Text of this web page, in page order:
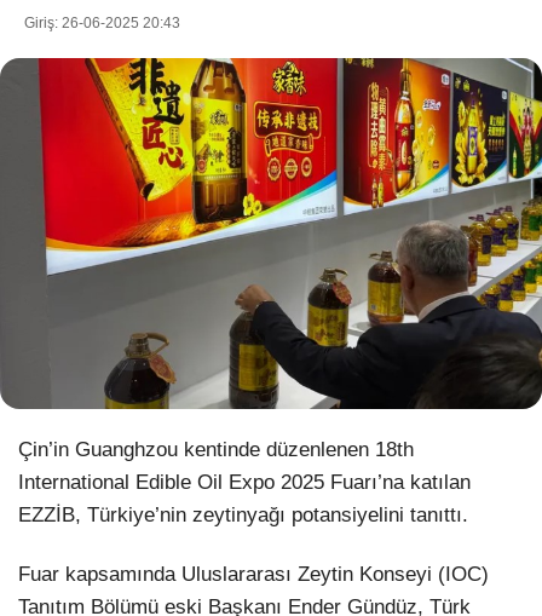
Facebook
Instagram
Youtube
Pinterest
Giriş: 26-06-2025 20:43
Çin’in Guanghzou kentinde düzenlenen 18th
International Edible Oil Expo 2025 Fuarı’na katılan
EZZİB, Türkiye’nin zeytinyağı potansiyelini tanıttı.
Fuar kapsamında Uluslararası Zeytin Konseyi (IOC)
Tanıtım Bölümü eski Başkanı Ender Gündüz, Türk